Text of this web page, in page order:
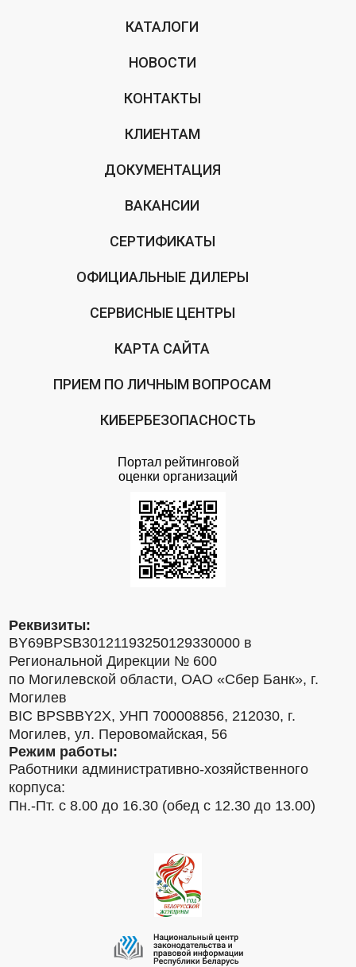
КАТАЛОГИ
НОВОСТИ
КОНТАКТЫ
КЛИЕНТАМ
ДОКУМЕНТАЦИЯ
ВАКАНСИИ
СЕРТИФИКАТЫ
ОФИЦИАЛЬНЫЕ ДИЛЕРЫ
СЕРВИСНЫЕ ЦЕНТРЫ
КАРТА САЙТА
ПРИЕМ ПО ЛИЧНЫМ ВОПРОСАМ
КИБЕРБЕЗОПАСНОСТЬ
Портал рейтинговой
оценки организаций
Реквизиты:
BY69BPSB30121193250129330000 в
Региональной Дирекции № 600
по Могилевской области, ОАО «Сбер Банк», г.
Могилев
BIC BPSBBY2X, УНП 700008856, 212030, г.
Могилев, ул. Перовомайская, 56
Режим работы:
Работники административно-хозяйственного
корпуса:
Пн.-Пт. с 8.00 до 16.30 (обед с 12.30 до 13.00)